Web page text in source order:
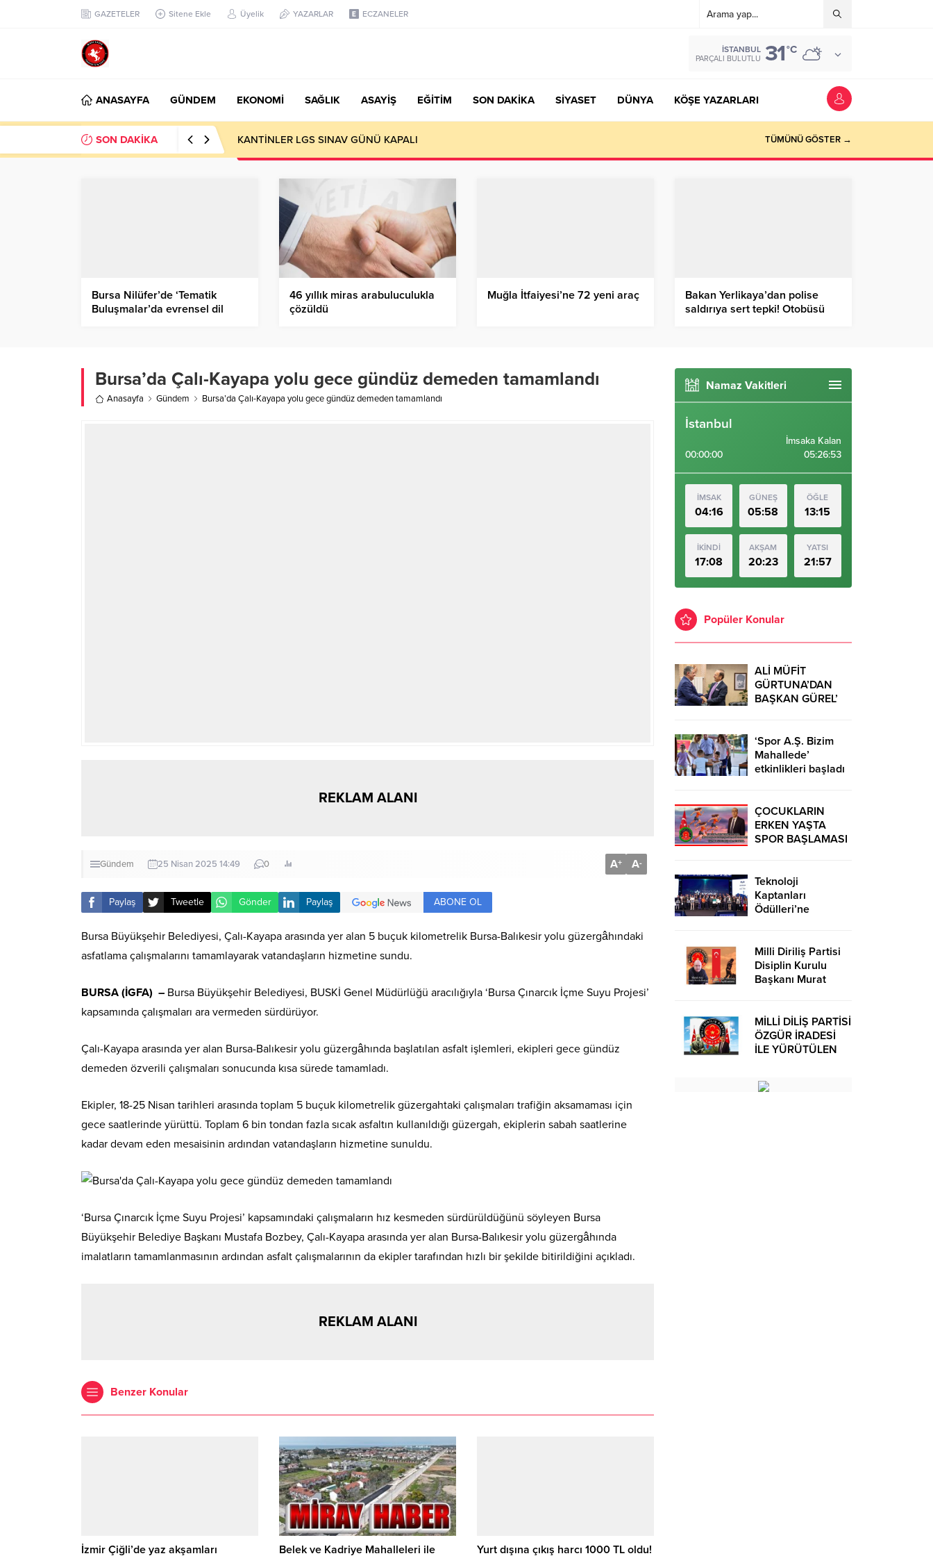
GAZETELER Sitene Ekle Üyelik YAZARLAR ECZANELER
İSTANBUL
PARÇALI BULUTLU 31°C
ANASAYFA GÜNDEM EKONOMİ SAĞLIK ASAYİŞ EĞİTİM SON DAKİKA SİYASET DÜNYA KÖŞE YAZARLARI
SON DAKİKA KANTİNLER LGS SINAV GÜNÜ KAPALI TÜMÜNÜ GÖSTER →
Bursa Nilüfer’de ‘Tematik
Buluşmalar’da evrensel dil
46 yıllık miras arabuluculukla
çözüldü
Muğla İtfaiyesi’ne 72 yeni araç
Bakan Yerlikaya’dan polise
saldırıya sert tepki! Otobüsü
Bursa’da Çalı-Kayapa yolu gece gündüz demeden tamamlandı
Anasayfa Gündem Bursa’da Çalı-Kayapa yolu gece gündüz demeden tamamlandı
REKLAM ALANI
Gündem 25 Nisan 2025 14:49 0 A+ A-
Paylaş Tweetle Gönder Paylaş ABONE OL
Bursa Büyükşehir Belediyesi, Çalı-Kayapa arasında yer alan 5 buçuk kilometrelik Bursa-Balıkesir yolu güzergâhındaki
asfatlama çalışmalarını tamamlayarak vatandaşların hizmetine sundu.
BURSA (İGFA) – Bursa Büyükşehir Belediyesi, BUSKİ Genel Müdürlüğü aracılığıyla ‘Bursa Çınarcık İçme Suyu Projesi’
kapsamında çalışmaları ara vermeden sürdürüyor.
Çalı-Kayapa arasında yer alan Bursa-Balıkesir yolu güzergâhında başlatılan asfalt işlemleri, ekipleri gece gündüz
demeden özverili çalışmaları sonucunda kısa sürede tamamladı.
Ekipler, 18-25 Nisan tarihleri arasında toplam 5 buçuk kilometrelik güzergahtaki çalışmaları trafiğin aksamaması için
gece saatlerinde yürüttü. Toplam 6 bin tondan fazla sıcak asfaltın kullanıldığı güzergah, ekiplerin sabah saatlerine
kadar devam eden mesaisinin ardından vatandaşların hizmetine sunuldu.
‘Bursa Çınarcık İçme Suyu Projesi’ kapsamındaki çalışmaların hız kesmeden sürdürüldüğünü söyleyen Bursa
Büyükşehir Belediye Başkanı Mustafa Bozbey, Çalı-Kayapa arasında yer alan Bursa-Balıkesir yolu güzergâhında
imalatların tamamlanmasının ardından asfalt çalışmalarının da ekipler tarafından hızlı bir şekilde bitirildiğini açıkladı.
REKLAM ALANI
Benzer Konular
İzmir Çiğli’de yaz akşamları
Belek ve Kadriye Mahalleleri ile
Yurt dışına çıkış harcı 1000 TL oldu!
Namaz Vakitleri
İstanbul
00:00:00
İmsaka Kalan
05:26:52
İMSAK
04:16
GÜNEŞ
05:58
ÖĞLE
13:15
İKİNDİ
17:08
AKŞAM
20:23
YATSI
21:57
Popüler Konular
ALİ MÜFİT
GÜRTUNA’DAN
BAŞKAN GÜREL’
‘Spor A.Ş. Bizim
Mahallede’
etkinlikleri başladı
ÇOCUKLARIN
ERKEN YAŞTA
SPOR BAŞLAMASI
UZAK TUTUMUŞ
OLACAKTIR
Teknoloji
Kaptanları
Ödülleri’ne
Milli Diriliş Partisi
Disiplin Kurulu
Başkanı Murat
Basın Açıklaması
MİLLİ DİLİŞ PARTİSİ
ÖZGÜR İRADESİ
İLE YÜRÜTÜLEN
OLUŞUMUDUR